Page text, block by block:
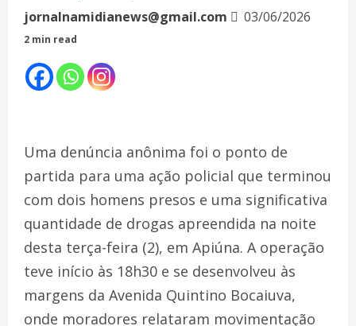
jornalnamidianews@gmail.com 03/06/2026
2 min read
Uma denúncia anônima foi o ponto de
partida para uma ação policial que terminou
com dois homens presos e uma significativa
quantidade de drogas apreendida na noite
desta terça-feira (2), em Apiúna. A operação
teve início às 18h30 e se desenvolveu às
margens da Avenida Quintino Bocaiuva,
onde moradores relataram movimentação